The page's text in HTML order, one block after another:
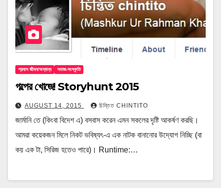
প্রবাস জীবন/অন্যান্য সমাজ-সংস্কৃতি
গল্পের খোজে! Storyhunt 2015
AUGUST 14, 2015 চিন্তিত CHINTITO
জার্মানি তে (কিংবা বিদেশ এ) বসবাস করেন এমন সকলের দৃষ্টি আকর্ষণ করছি।
আমরা কয়েকজন মিলে নিকট ভবিষ্যৎ-এ এক নাটক বানানোর উদ্যোগ নিচ্ছি (বা
কয় এক টা, সিরিজ হতেও পারে)। Runtime:…